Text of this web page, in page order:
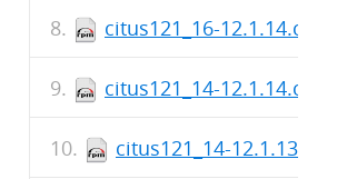
citus121_16-
citus121_14-
citus121_14-